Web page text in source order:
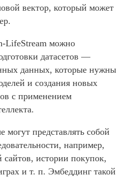
вектор, который может
LifeStream можно
датасетов —
данных, которые нужны
и создания новых
с применением
представлять собой
например,
истории покупок,
и т. п. Эмбеддинг такой